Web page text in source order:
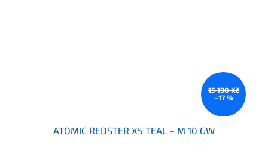
15 190 Kč
–17 %
ATOMIC REDSTER X5 TEAL + M 10 GW